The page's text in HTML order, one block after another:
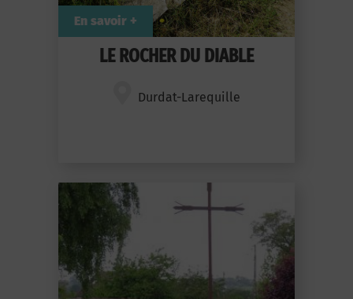
LE ROCHER DU DIABLE
Durdat-Larequille
En savoir +